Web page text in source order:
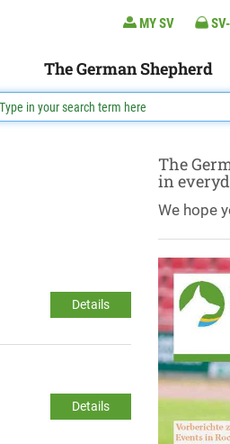
MY SV
The German Shepherd
Details
Details
The
in
We hope